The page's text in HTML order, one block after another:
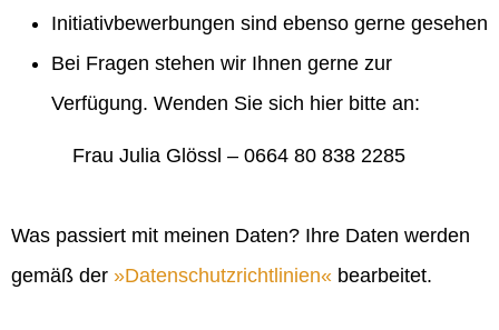
Initiativbewerbungen sind ebenso gerne gesehen
Bei Fragen stehen wir Ihnen gerne zur
Verfügung. Wenden Sie sich hier bitte an:
Frau Julia Glössl – 0664 80 838 2285
Was passiert mit meinen Daten? Ihre Daten werden
gemäß der
Datenschutzrichtlinien bearbeitet.